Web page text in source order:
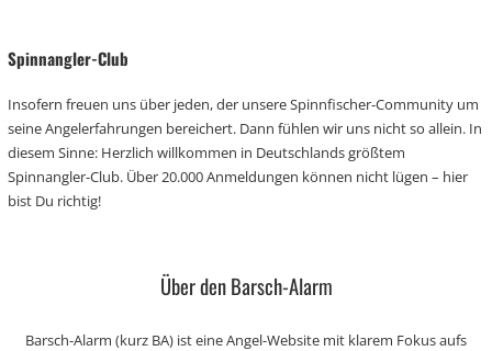
Spinnangler-Club
Insofern freuen uns über jeden, der unsere Spinnfischer-Community um
seine Angelerfahrungen bereichert. Dann fühlen wir uns nicht so allein. In
diesem Sinne: Herzlich willkommen in Deutschlands größtem
Spinnangler-Club. Über 20.000 Anmeldungen können nicht lügen – hier
bist Du richtig!
Über den Barsch-Alarm
Barsch-Alarm (kurz BA) ist eine Angel-Website mit klarem Fokus aufs